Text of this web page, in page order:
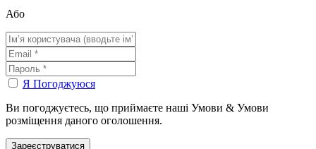
Або
Я Погоджуюся
Ви погоджуєтесь, що приймаєте наші Умови & Умови
розміщення даного оголошення.